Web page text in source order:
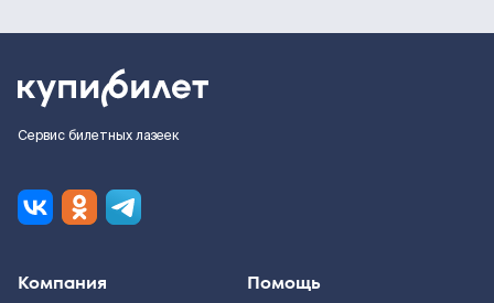
Сервис билетных лазеек
Компания Помощь